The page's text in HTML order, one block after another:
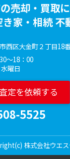
売却・買取
家・相続 不
西区大金町２丁目18
～18：00
曜日
定を依頼する
5525
株式会社ウエ